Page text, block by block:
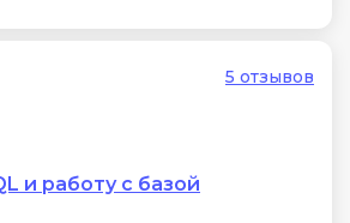
5 отзывов
и работу с базой